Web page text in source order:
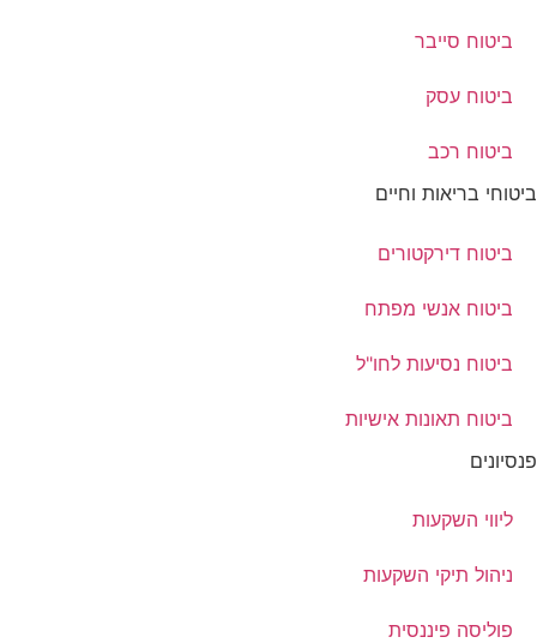
ביטוח סייבר
ביטוח עסק
ביטוח רכב
ביטוחי בריאות וחיים
ביטוח דירקטורים
ביטוח אנשי מפתח
ביטוח נסיעות לחו"ל
ביטוח תאונות אישיות
פנסיונים
ליווי השקעות
ניהול תיקי השקעות
פוליסה פיננסית